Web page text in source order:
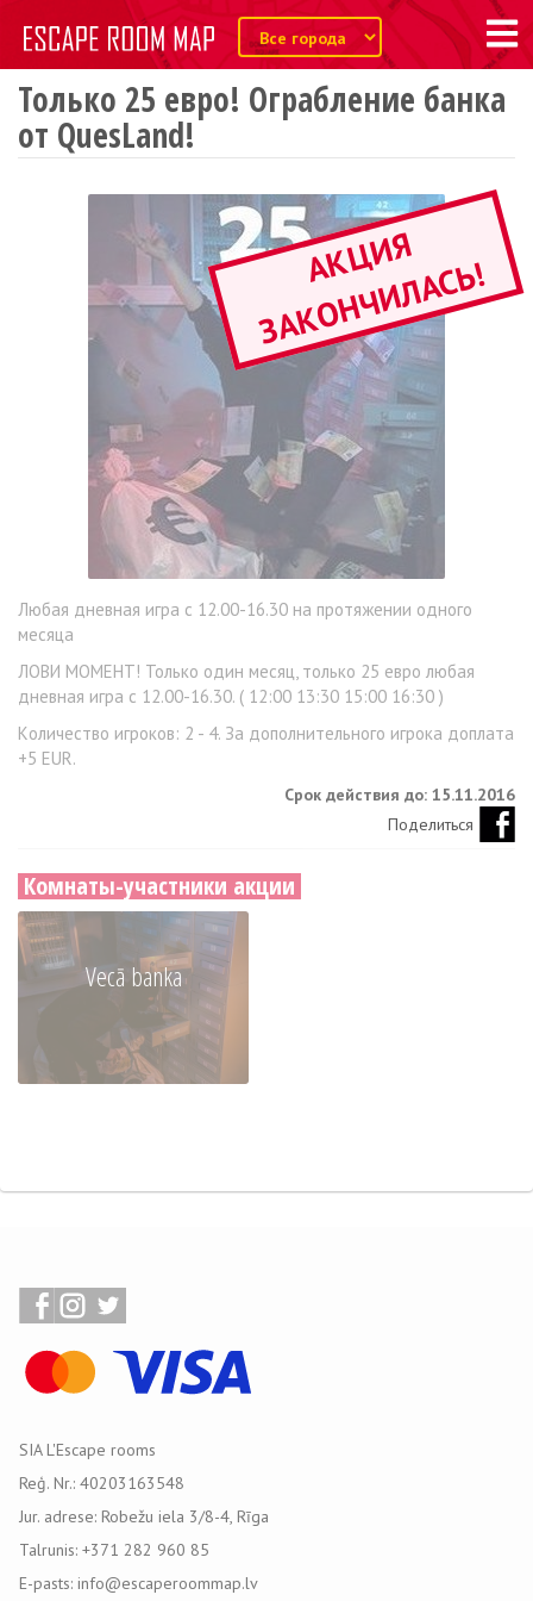
Только 25 евро! Ограбление банка
от QuesLand!
А
К
Ц
И
Я
З
А
К
О
Н
Ч
И
Л
А
С
Ь
!
Любая дневная игра с 12.00-16.30 на протяжении одного
месяца
ЛОВИ МОМЕНТ! Только один месяц, только 25 евро любая
дневная игра с 12.00-16.30. ( 12:00 13:30 15:00 16:30 )
Kоличество игроков: 2 - 4. За дополнительного игрока доплата
+5 EUR.
Срок действия до: 15.11.2016
Поделиться
Комнаты-участники акции
Vecā banka
SIA L'Escape rooms
Reģ. Nr.: 40203163548
Jur. adrese: Robežu iela 3/8-4, Rīga
Talrunis: +371 282 960 85
E-pasts: info@escaperoommap.lv